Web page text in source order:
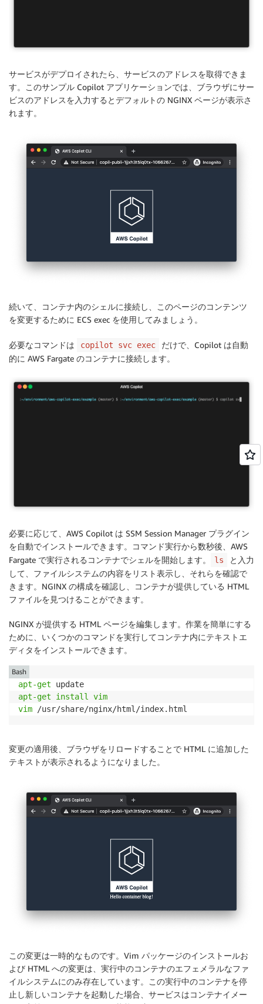
サービスがデプロイされたら、サービスのアドレスを取得できま
す。このサンプル Copilot アプリケーションでは、ブラウザにサー
ビスのアドレスを入力するとデフォルトの NGINX ページが表示さ
れます。
続いて、コンテナ内のシェルに接続し、このページのコンテンツ
を変更するために ECS exec を使用してみましょう。
必要なコマンドは copilot svc exec
だけで、Copilot は自動
的に AWS Fargate のコンテナに接続します。
必要に応じて、AWS Copilot は SSM Session Manager プラグイン
を自動でインストールできます。コマンド実行から数秒後、AWS
Fargate で実行されるコンテナでシェルを開始します。
ls
と入力
して、ファイルシステムの内容をリスト表示し、それらを確認で
きます。NGINX の構成を確認し、コンテナが提供している HTML
ファイルを見つけることができます。
NGINX が提供する HTML ページを編集します。作業を簡単にする
ために、いくつかのコマンドを実行してコンテナ内にテキストエ
ディタをインストールできます。
apt-get
apt-get
install
vim
vim /usr/share/nginx/html/index.html
Bash
変更の適用後、ブラウザをリロードすることで HTML に追加した
テキストが表示されるようになりました。
この変更は一時的なものです。Vim パッケージのインストールお
よび HTML への変更は、実行中のコンテナのエフェメラルなファ
イルシステムにのみ存在しています。この実行中のコンテナを停
止し新しいコンテナを起動した場合、サービスはコンテナイメー